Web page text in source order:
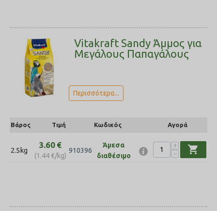
Vitakraft Sandy Άμμος για
Μεγάλους Παπαγάλους
Περισσότερα...
Βάρος Τιμή Κωδικός Αγορά
2.5kg
3.60 €
(1.44€/kg)
910396
Άμεσα
διαθέσιμο
+
−
shopping_cart